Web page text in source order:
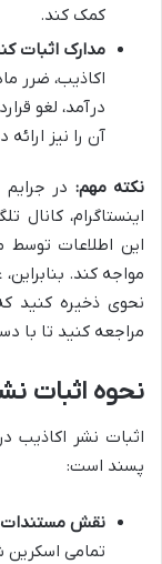
کمک کند.
مدارک اثبات
اکاذیب، ضرر
درآمد، لغو
آن را نیز ارائه
نکته مهم: در
اینستاگرام،
این اطلاعات توسط
مواجه کند.
نحوی ذخیره کنید
مراجعه کنید تا با
نحوه اثبات
اثبات نشر اکاذیب
پسند است:
نقش مستندات
تمامی